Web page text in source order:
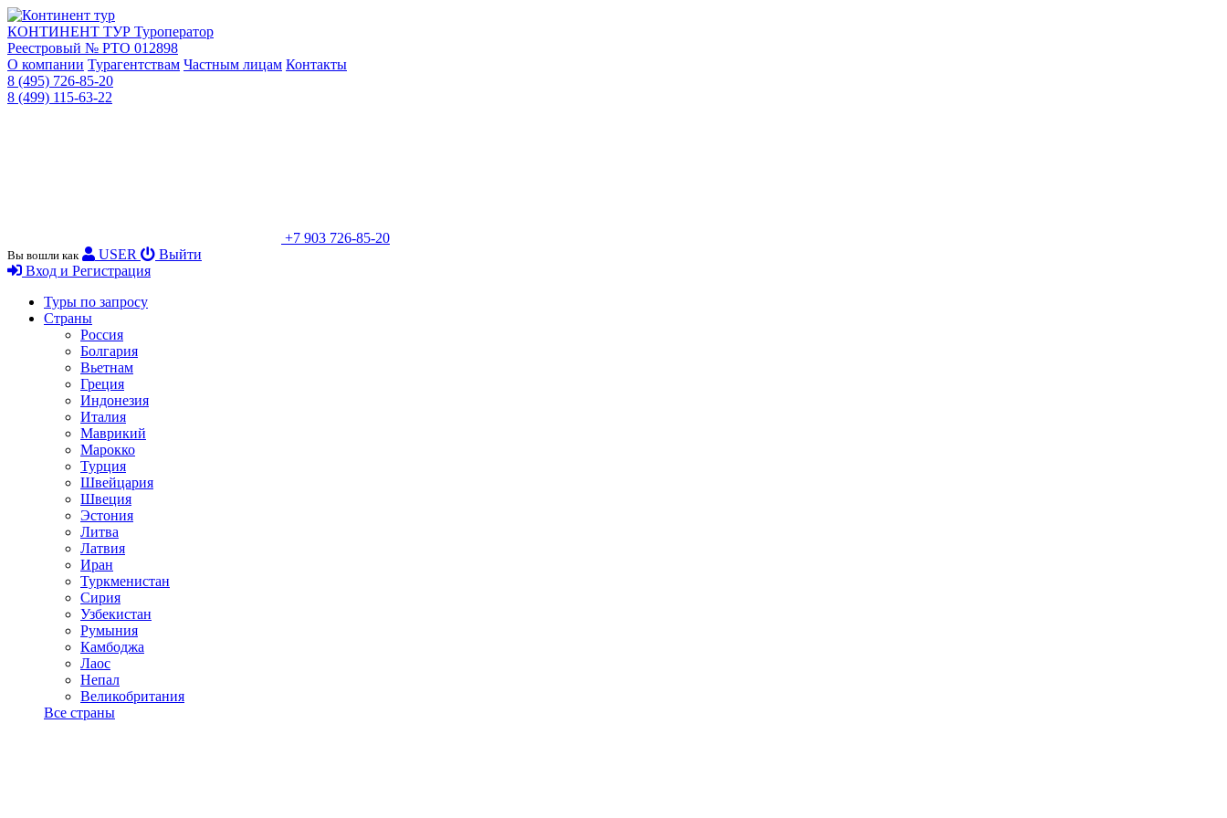
КОНТИНЕНТ ТУР Туроператор
Реестровый № РТО 012898
О компании Турагентствам Частным лицам Контакты
8 (495) 726-85-20
8 (499) 115-63-22
+7 903 726-85-20
Вы вошли как USER
Выйти
Вход и Регистрация
Туры по запросу
Страны
Россия
Болгария
Вьетнам
Греция
Индонезия
Италия
Маврикий
Марокко
Турция
Швейцария
Швеция
Эстония
Литва
Латвия
Иран
Туркменистан
Сирия
Узбекистан
Румыния
Камбоджа
Лаос
Непал
Великобритания
Все страны